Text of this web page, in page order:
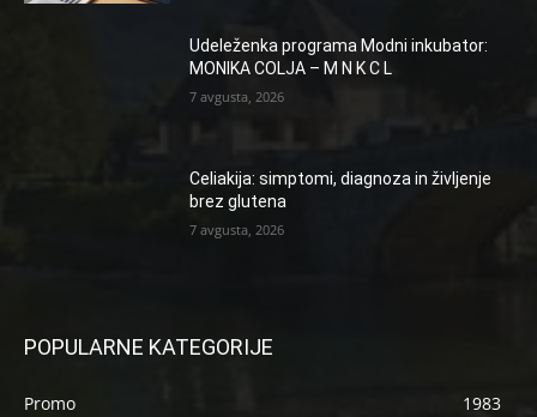
Udeleženka programa Modni inkubator:
MONIKA COLJA – M N K C L
7 avgusta, 2026
Celiakija: simptomi, diagnoza in življenje
brez glutena
7 avgusta, 2026
POPULARNE KATEGORIJE
Promo
1983